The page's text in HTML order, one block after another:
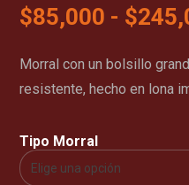
$85,000 - $
Morral con un bolsillo
resistente, hecho en lona
Tipo Morral